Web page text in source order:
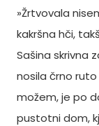
»Žrtvovala
kakršna hči,
Sašina skrivna
nosila črno
možem, je po
pustotni dom,